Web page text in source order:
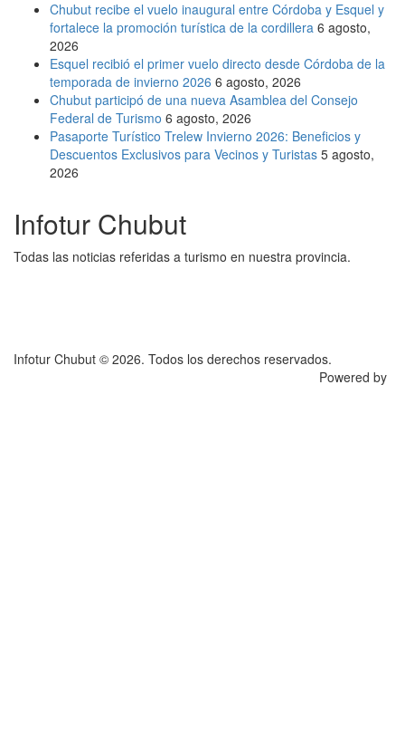
Chubut recibe el vuelo inaugural entre Córdoba y Esquel y
fortalece la promoción turística de la cordillera 6 agosto,
2026
Esquel recibió el primer vuelo directo desde Córdoba de la
temporada de invierno 2026 6 agosto, 2026
Chubut participó de una nueva Asamblea del Consejo
Federal de Turismo 6 agosto, 2026
Pasaporte Turístico Trelew Invierno 2026: Beneficios y
Descuentos Exclusivos para Vecinos y Turistas 5 agosto,
2026
Infotur Chubut
Todas las noticias referidas a turismo en nuestra provincia.
Infotur Chubut © 2026. Todos los derechos reservados.
Powered by